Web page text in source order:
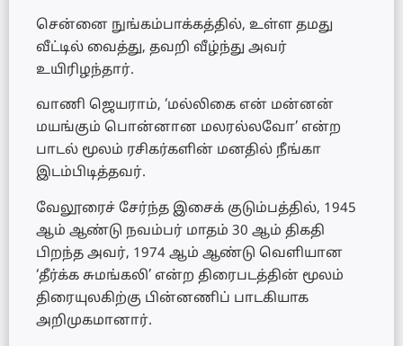
சென்னை நுங்கம்பாக்கத்தில், உள்ள தமது
வீட்டில் வைத்து, தவறி வீழ்ந்து அவர்
உயிரிழந்தார்.
வாணி ஜெயராம், ‘மல்லிகை என் மன்னன்
மயங்கும் பொன்னான மலரல்லவோ’ என்ற
பாடல் மூலம் ரசிகர்களின் மனதில் நீங்கா
இடம்பிடித்தவர்.
வேலூரைச் சேர்ந்த இசைக் குடும்பத்தில், 1945
ஆம் ஆண்டு நவம்பர் மாதம் 30 ஆம் திகதி
பிறந்த அவர், 1974 ஆம் ஆண்டு வெளியான
‘தீர்க்க சுமங்கலி’ என்ற திரைபடத்தின் மூலம்
திரையுலகிற்கு பின்னணிப் பாடகியாக
அறிமுகமானார்.